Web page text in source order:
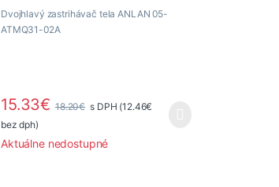
Dvojhlavý zastrihávač tela ANLAN 05-
ATMQ31-02A
15.33€ 18.20€ s DPH (12.46€
bez dph)
Aktuálne nedostupné